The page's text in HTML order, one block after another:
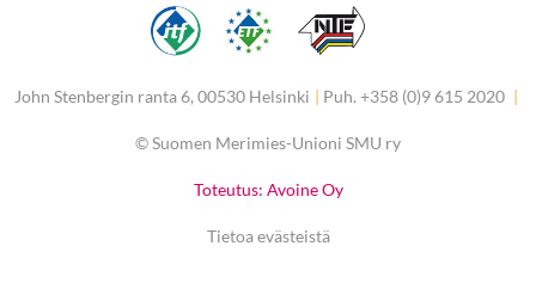
John Stenbergin ranta 6, 00530 Helsinki | Puh. +358 (0)9 615 2020 |
©Suomen Merimies-Unioni SMU ry
Toteutus: Avoine Oy
Tietoa evästeistä